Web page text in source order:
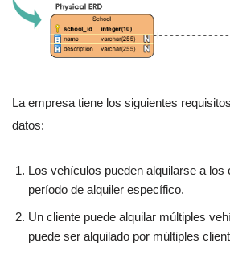
La empresa tiene los siguientes
datos:
Los vehículos pueden alquilarse a los
período de alquiler específico.
Un cliente puede alquilar múltiples
puede ser alquilado por múltiples